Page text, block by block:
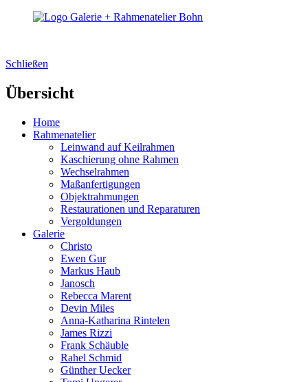
Schließen
Übersicht
Home
Rahmenatelier
Leinwand auf Keilrahmen
Kaschierung ohne Rahmen
Wechselrahmen
Maßanfertigungen
Objektrahmungen
Restaurationen und Reparaturen
Vergoldungen
Galerie
Christo
Ewen Gur
Markus Haub
Janosch
Rebecca Marent
Devin Miles
Anna-Katharina Rintelen
James Rizzi
Frank Schäuble
Rahel Schmid
Günther Uecker